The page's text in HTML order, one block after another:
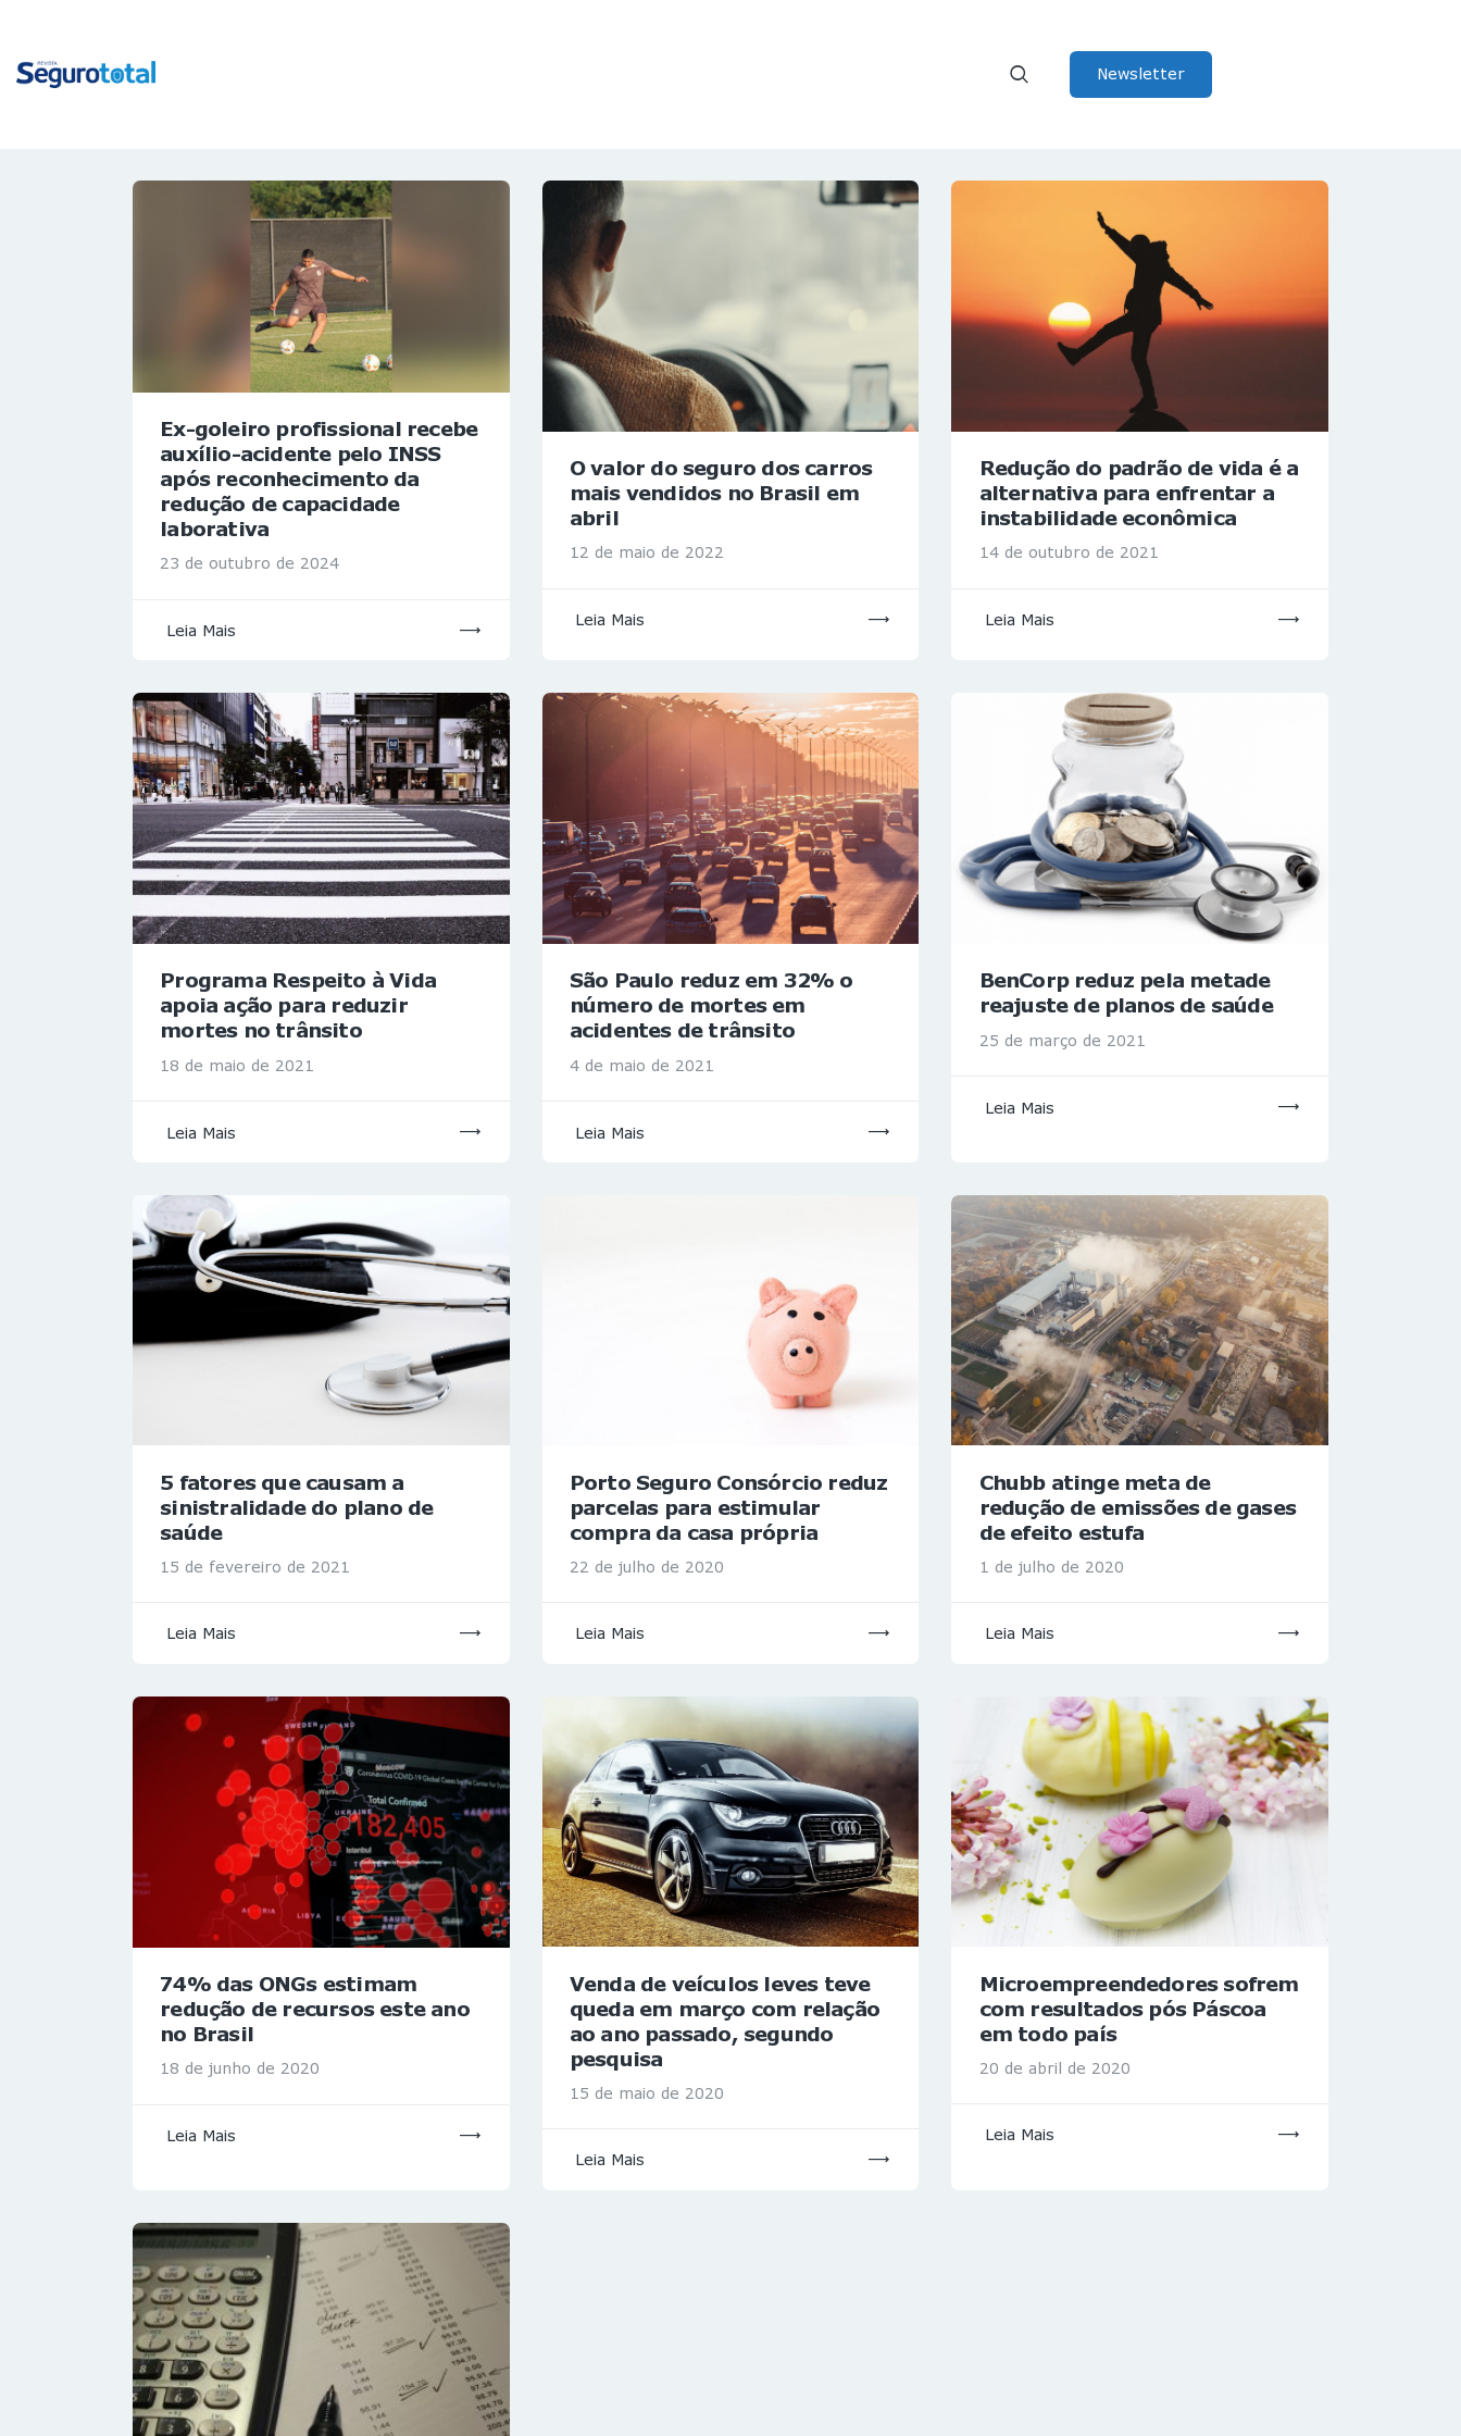
Newsletter
HOME
Ex-goleiro profissional recebe
auxílio-acidente pelo INSS
após reconhecimento da
redução de capacidade
laborativa
23 de outubro de 2024
Leia Mais
O valor do seguro dos carros
mais vendidos no Brasil em
abril
12 de maio de 2022
Leia Mais
Redução do padrão de vida é a
alternativa para enfrentar a
instabilidade econômica
14 de outubro de 2021
Leia Mais
Programa Respeito à Vida
apoia ação para reduzir
mortes no trânsito
18 de maio de 2021
Leia Mais
São Paulo reduz em 32% o
número de mortes em
acidentes de trânsito
4 de maio de 2021
Leia Mais
BenCorp reduz pela metade
reajuste de planos de saúde
25 de março de 2021
Leia Mais
5 fatores que causam a
sinistralidade do plano de
saúde
15 de fevereiro de 2021
Leia Mais
Porto Seguro Consórcio reduz
parcelas para estimular
compra da casa própria
22 de julho de 2020
Leia Mais
Chubb atinge meta de
redução de emissões de gases
de efeito estufa
1 de julho de 2020
Leia Mais
74% das ONGs estimam
redução de recursos este ano
no Brasil
18 de junho de 2020
Leia Mais
Venda de veículos leves teve
queda em março com relação
ao ano passado, segundo
pesquisa
15 de maio de 2020
Leia Mais
Microempreendedores sofrem
com resultados pós Páscoa
em todo país
20 de abril de 2020
Leia Mais